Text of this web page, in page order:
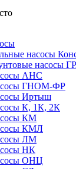
насосы
АНС
ГНОМ-ФР
Иртыш
К, 1К, 2К
КМ
КМЛ
ЛМ
НК
ОНЦ